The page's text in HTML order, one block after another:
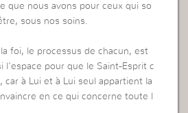
que nous avons pour ceux qui so
sous nos soins.
foi, le processus de chacun, est
l’espace pour que le Saint-Esprit c
à Lui et à Lui seul appartient la
en ce qui concerne toute l